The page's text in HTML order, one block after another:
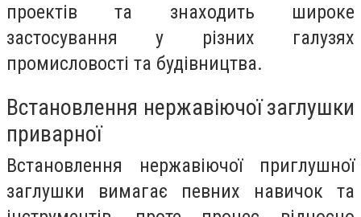
проектів та знаходить широке
застосування у різних галузях
промисловості та будівництва.
Встановлення нержавіючої заглушки
приварної
Встановлення нержавіючої приглушної
заглушки вимагає певних навичок та